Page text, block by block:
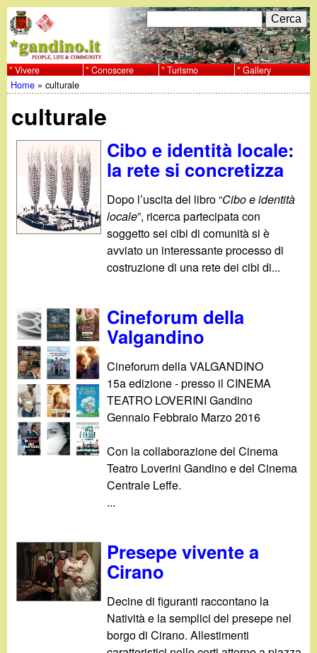
al
contenuto
w
w
w
g
d
n
o
F
o
r
d
i
r
i
c
e
r
c
a
C
e
r
c
Vivere Conoscere Turismo Gallery
sei
qui
Home »culturale
culturale
Cibo e identità locale:
la rete si concretizza
Dopo l’uscita del libro “Cibo e identità
locale”, ricerca partecipata con
soggetto sei cibi di comunità si è
avviato un interessante processo di
costruzione di una rete dei cibi di...
Cineforum della
Valgandino
Cineforum della VALGANDINO
15a edizione - presso il CINEMA
TEATRO LOVERINI Gandino
Gennaio Febbraio Marzo 2016
Con la collaborazione del Cinema
Teatro Loverini Gandino e del Cinema
Centrale Leffe.
...
Presepe vivente a
Cirano
Decine di figuranti raccontano la
Natività e la semplici del presepe nel
borgo di Cirano. Allestimenti